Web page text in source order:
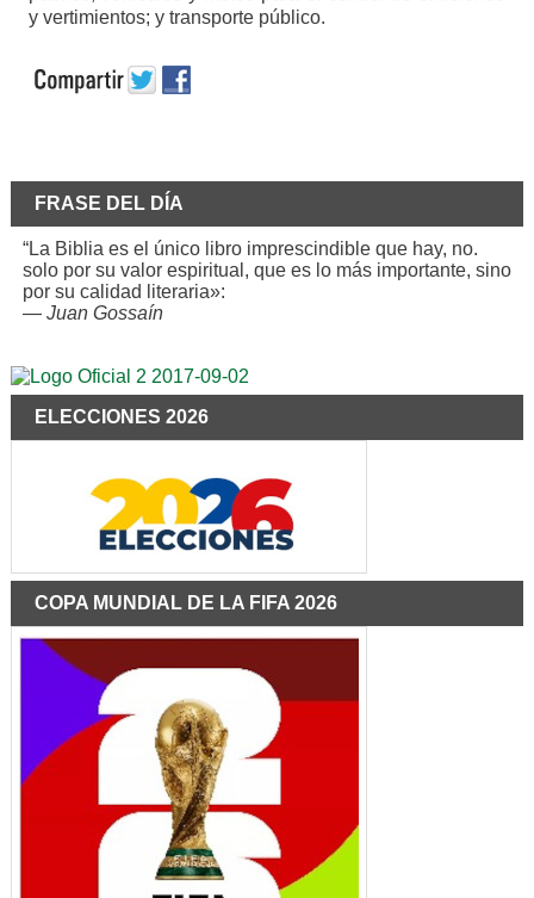
y vertimientos; y transporte público.
FRASE DEL DÍA
“La Biblia es el único libro imprescindible que hay, no.
solo por su valor espiritual, que es lo más importante, sino
por su calidad literaria»:
— Juan Gossaín
ELECCIONES 2026
COPA MUNDIAL DE LA FIFA 2026